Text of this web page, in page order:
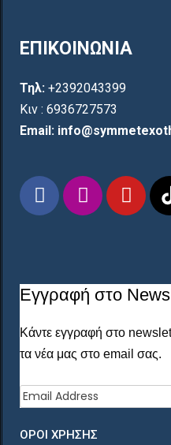
ΕΠΙΚΟΙΝΩΝΙΑ
Τηλ: +2392043399
Κιν : 6936727573
Email:
Εγγραφή στο
Κάντε εγγραφή στο
τα νέα μας στο email σας.
ΟΡΟΙ ΧΡΗΣΗΣ